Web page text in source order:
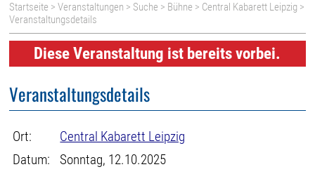
Startseite >Veranstaltungen > Suche > Bühne > Central Kabarett Leipzig >
Veranstaltungsdetails
Diese Veranstaltung ist bereits vorbei.
Veranstaltungsdetails
Ort:
Central Kabarett Leipzig
Datum:
Sonntag, 12.10.2025